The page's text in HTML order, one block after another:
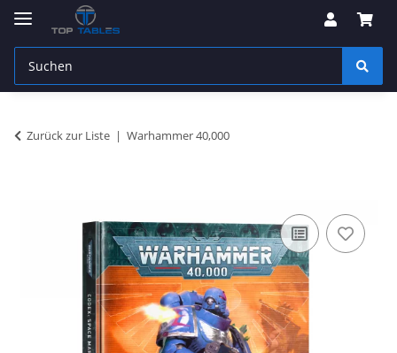
Zurück zur Liste Warhammer 40,000